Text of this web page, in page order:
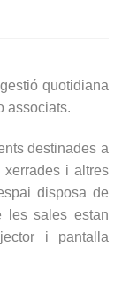
quotidiana
associats.
destinades a
xerrades i altres
disposa de
les sales estan
i pantalla